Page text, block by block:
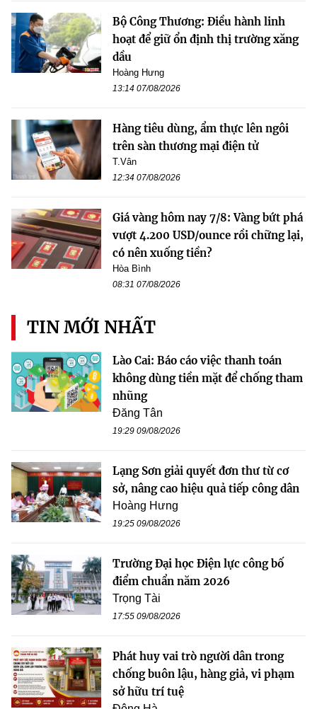
Bộ Công Thương: Điều hành linh
hoạt để giữ ổn định thị trường xăng
dầu
Hoàng Hưng
13:14 07/08/2026
Hàng tiêu dùng, ẩm thực lên ngôi
trên sàn thương mại điện tử
T.Vân
12:34 07/08/2026
Giá vàng hôm nay 7/8: Vàng bứt phá
vượt 4.200 USD/ounce rồi chững lại,
có nên xuống tiền?
Hòa Bình
08:31 07/08/2026
TIN MỚI NHẤT
Lào Cai: Báo cáo việc thanh toán
không dùng tiền mặt để chống tham
nhũng
Đăng Tân
19:29 09/08/2026
Lạng Sơn giải quyết đơn thư từ cơ
sở, nâng cao hiệu quả tiếp công dân
Hoàng Hưng
19:25 09/08/2026
Trường Đại học Điện lực công bố
điểm chuẩn năm 2026
Trọng Tài
17:55 09/08/2026
Phát huy vai trò người dân trong
chống buôn lậu, hàng giả, vi phạm
sở hữu trí tuệ